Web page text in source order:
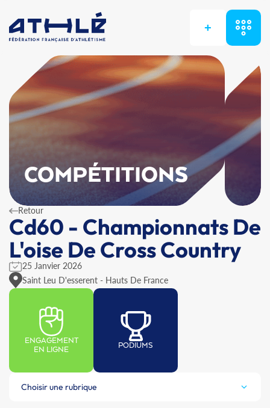
+
COMPÉTITIONS
Retour
Cd60 - Championnats De
L'oise De Cross Country
25 Janvier 2026
Saint Leu D'esserent - Hauts De France
ENGAGEMENT
EN LIGNE
PODIUMS
Choisir une rubrique